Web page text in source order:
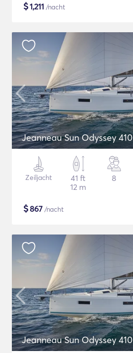
$1,211 /nacht
Jeanneau Sun Odyssey 410
Zeiljacht
41 ft
12 m
8
$867 /nacht
Jeanneau Sun Odyssey 410